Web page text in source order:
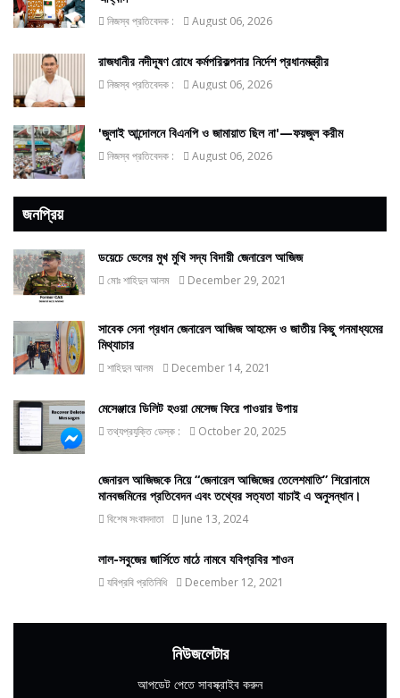
নিজস্ব প্রতিবেদক : August 06, 2026
রাজধানীর নদীদূষণ রোধে কর্মপরিকল্পনার নির্দেশ প্রধানমন্ত্রীর
নিজস্ব প্রতিবেদক : August 06, 2026
'জুলাই আন্দোলনে বিএনপি ও জামায়াত ছিল না'—ফয়জুল করীম
নিজস্ব প্রতিবেদক : August 06, 2026
জনপ্রিয়
ডয়েচে ভেলের মুখ মুখি সদ্য বিদায়ী জেনারেল আজিজ
মোঃ শাহিদুন আলম December 29, 2021
সাবেক সেনা প্রধান জেনারেল আজিজ আহমেদ ও জাতীয় কিছু গনমাধ্যমের
মিথ্যাচার
শাহিদুন আলম December 14, 2021
মেসেঞ্জারে ডিলিট হওয়া মেসেজ ফিরে পাওয়ার উপায়
তথ্যপ্রযুক্তি ডেস্ক : October 20, 2025
জেনারল আজিজকে নিয়ে “জেনারেল আজিজের তেলেশমাতি” শিরোনামে
মানবজমিনের প্রতিবেদন এবং তথ্যের সত্যতা যাচাই এ অনুসন্ধান।
বিশেষ সংবাদদাতা June 13, 2024
লাল-সবুজের জার্সিতে মাঠে নামবে যবিপ্রবির শাওন
যবিপ্রবি প্রতিনিধি December 12, 2021
নিউজলেটার
আপডেট পেতে সাবস্ক্রাইব করুন